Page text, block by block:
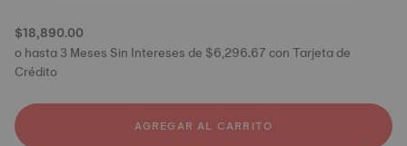
$18,890.00
o hasta 3 Meses Sin Intereses de $6,296.67 con Tarjeta de
Crédito
AGREGAR AL CARRITO